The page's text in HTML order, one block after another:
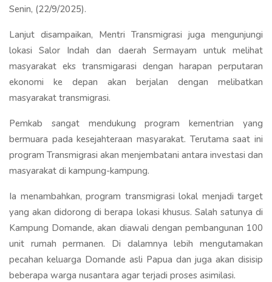
Senin, (22/9/2025).
Lanjut disampaikan, Mentri Transmigrasi juga mengunjungi
lokasi Salor Indah dan daerah Sermayam untuk melihat
masyarakat eks transmigarasi dengan harapan perputaran
ekonomi ke depan akan berjalan dengan melibatkan
masyarakat transmigrasi.
Pemkab sangat mendukung program kementrian yang
bermuara pada kesejahteraan masyarakat. Terutama saat ini
program Transmigrasi akan menjembatani antara investasi dan
masyarakat di kampung-kampung.
Ia menambahkan, program transmigrasi lokal menjadi target
yang akan didorong di berapa lokasi khusus. Salah satunya di
Kampung Domande, akan diawali dengan pembangunan 100
unit rumah permanen. Di dalamnya lebih mengutamakan
pecahan keluarga Domande asli Papua dan juga akan disisip
beberapa warga nusantara agar terjadi proses asimilasi.